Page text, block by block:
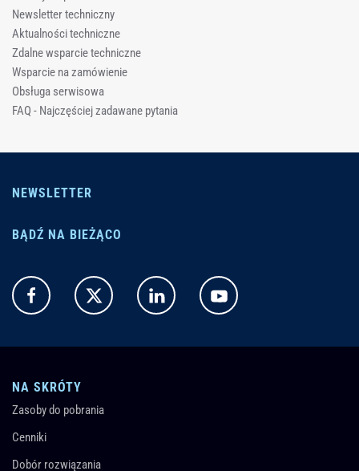
Newsletter techniczny
Aktualności techniczne
Zdalne wsparcie techniczne
Wsparcie na zamówienie
Obsługa serwisowa
FAQ - Najczęściej zadawane pytania
NEWSLETTER
BĄDŹ NA BIEŻĄCO
NA SKRÓTY
Zasoby do pobrania
Cenniki
Dobór rozwiązania